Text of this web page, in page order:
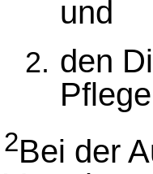
und
den
2Bei der